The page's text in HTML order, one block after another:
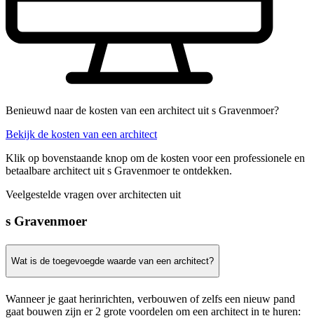
Benieuwd naar de kosten van een architect uit s Gravenmoer?
Bekijk de kosten van een architect
Klik op bovenstaande knop om de kosten voor een professionele en
betaalbare architect uit s Gravenmoer te ontdekken.
Veelgestelde vragen over architecten uit
s Gravenmoer
Wat is de toegevoegde waarde van een architect?
Wanneer je gaat herinrichten, verbouwen of zelfs een nieuw pand
gaat bouwen zijn er 2 grote voordelen om een architect in te huren: